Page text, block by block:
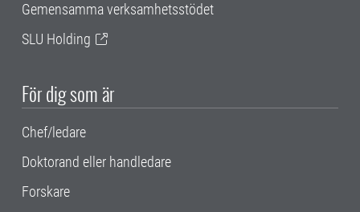
Gemensamma verksamhetsstödet
SLU Holding
För dig som är
Chef/ledare
Doktorand eller handledare
Forskare